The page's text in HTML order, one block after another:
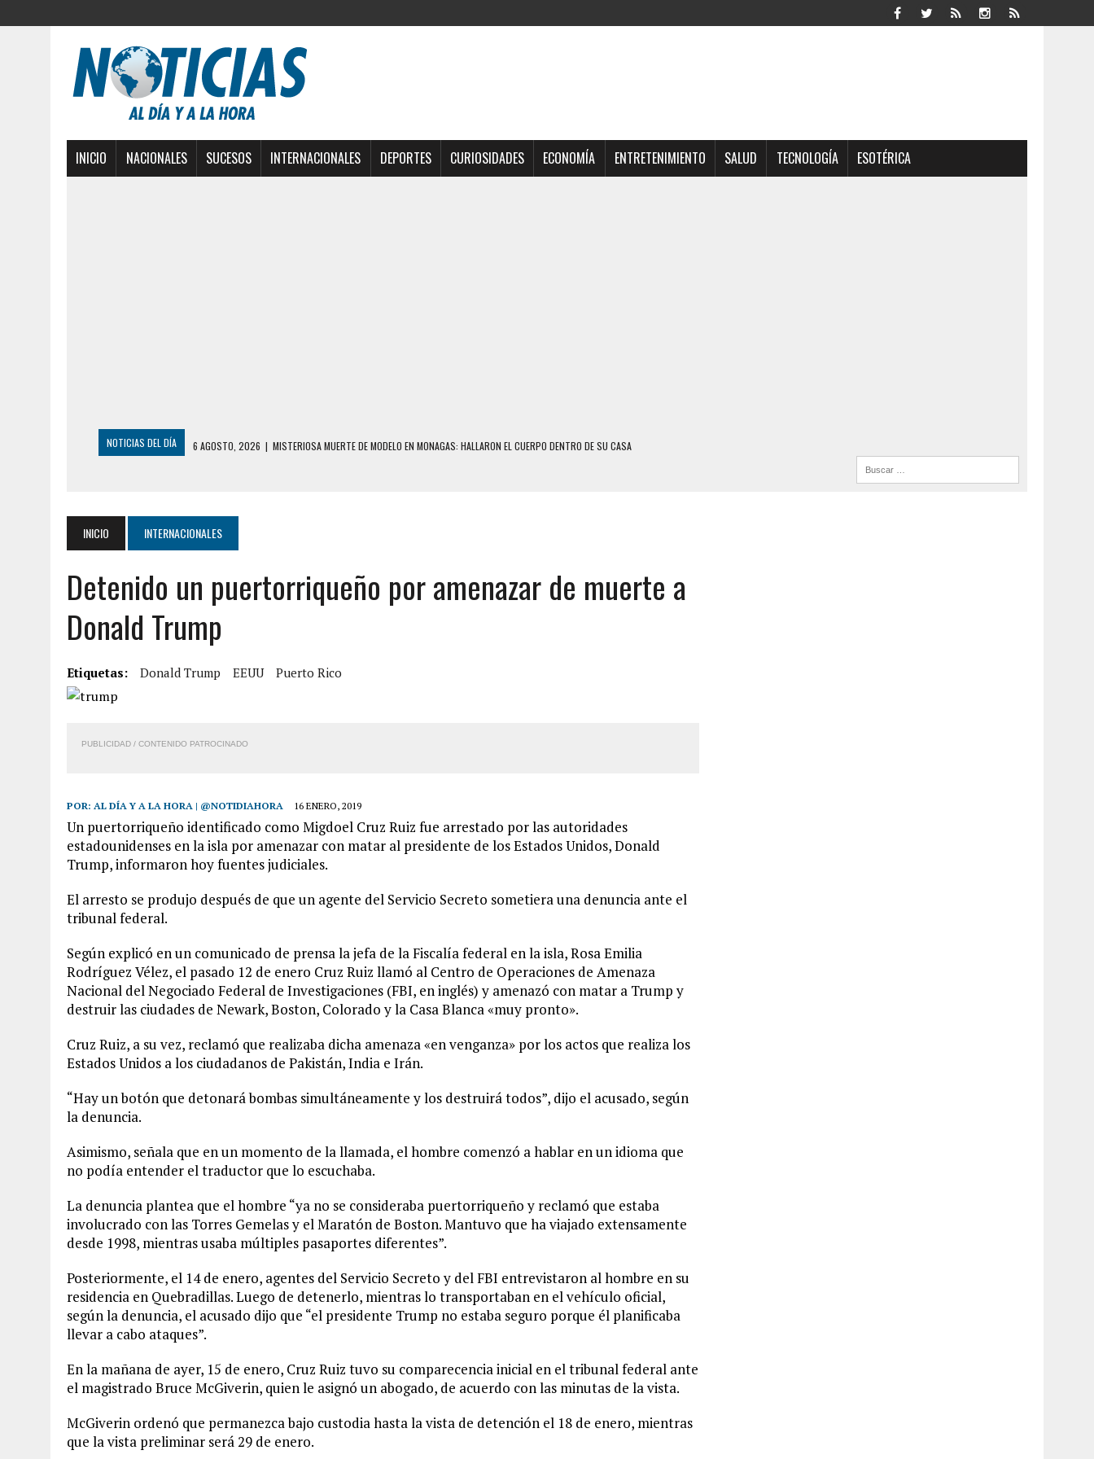
INICIO NACIONALES SUCESOS INTERNACIONALES DEPORTES CURIOSIDADES ECONOMÍA ENTRETENIMIENTO SALUD TECNOLOGÍA ESOTÉRICA
NOTICIAS DEL DÍA 6 AGOSTO, 2026 | MISTERIOSA MUERTE DE MODELO EN MONAGAS: HALLARON EL CUERPO DENTRO DE SU CASA
5 AGOSTO, 2026 | HORROR EN BARINAS: UN HOMBRE INDUJO AL SUICIDIO A UNA ADOLESCENTE DE 13 AÑOS TRAS ABUSAR DE ELLA
3 AGOSTO, 2026
LA INCREÍBLE FORMA EN LA QUE SOBREVIVIÓ UN HOMBRE Y SU FAMILIA TRAS LOS TERREMOTOS: CAYERON DESDE EL PISO NUEVE DEL
EDIFICIO PETUNIA
7 AGOSTO, 2026
FUGA DE GAS GENERÓ EXPLOSIÓN EN LOCAL COMERCIAL DE CHACAO
YARACUY: ASESINARON DOS HOMBRES EL MISMO DÍA EN SECTORES VECINOS
INICIO INTERNACIONALES
Detenido un puertorriqueño por amenazar de muerte a
Donald Trump
Etiquetas: Donald Trump EEUU Puerto Rico
PUBLICIDAD / CONTENIDO PATROCINADO
POR: AL DÍA Y A LA HORA | @NOTIDIAHORA 16 ENERO, 2019
Un puertorriqueño identificado como Migdoel Cruz Ruiz fue arrestado por las autoridades
estadounidenses en la isla por amenazar con matar al presidente de los Estados Unidos, Donald
Trump, informaron hoy fuentes judiciales.
El arresto se produjo después de que un agente del Servicio Secreto sometiera una denuncia ante el
tribunal federal.
Según explicó en un comunicado de prensa la jefa de la Fiscalía federal en la isla, Rosa Emilia
Rodríguez Vélez, el pasado 12 de enero Cruz Ruiz llamó al Centro de Operaciones de Amenaza
Nacional del Negociado Federal de Investigaciones (FBI, en inglés) y amenazó con matar a Trump y
destruir las ciudades de Newark, Boston, Colorado y la Casa Blanca «muy pronto».
Cruz Ruiz, a su vez, reclamó que realizaba dicha amenaza «en venganza» por los actos que realiza los
Estados Unidos a los ciudadanos de Pakistán, India e Irán.
“Hay un botón que detonará bombas simultáneamente y los destruirá todos”, dijo el acusado, según
la denuncia.
Asimismo, señala que en un momento de la llamada, el hombre comenzó a hablar en un idioma que
no podía entender el traductor que lo escuchaba.
La denuncia plantea que el hombre “ya no se consideraba puertorriqueño y reclamó que estaba
involucrado con las Torres Gemelas y el Maratón de Boston. Mantuvo que ha viajado extensamente
desde 1998, mientras usaba múltiples pasaportes diferentes”.
Posteriormente, el 14 de enero, agentes del Servicio Secreto y del FBI entrevistaron al hombre en su
residencia en Quebradillas. Luego de detenerlo, mientras lo transportaban en el vehículo oficial,
según la denuncia, el acusado dijo que “el presidente Trump no estaba seguro porque él planificaba
llevar a cabo ataques”.
En la mañana de ayer, 15 de enero, Cruz Ruiz tuvo su comparecencia inicial en el tribunal federal ante
el magistrado Bruce McGiverin, quien le asignó un abogado, de acuerdo con las minutas de la vista.
McGiverin ordenó que permanezca bajo custodia hasta la vista de detención el 18 de enero, mientras
que la vista preliminar será 29 de enero.